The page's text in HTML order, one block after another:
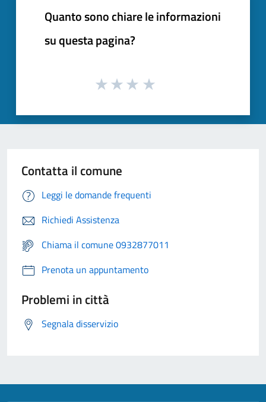
Quanto sono chiare le informazioni
su questa pagina?
Contatta il comune
Leggi le domande frequenti
Richiedi Assistenza
Chiama il comune 0932877011
Prenota un appuntamento
Problemi in città
Segnala disservizio